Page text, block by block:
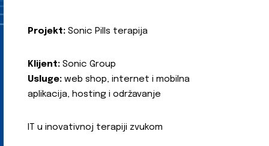
Projekt: Sonic Pills terapija
Klijent: Sonic Group
Usluge: web shop, internet i mobilna
aplikacija, hosting i održavanje
IT u inovativnoj terapiji zvukom